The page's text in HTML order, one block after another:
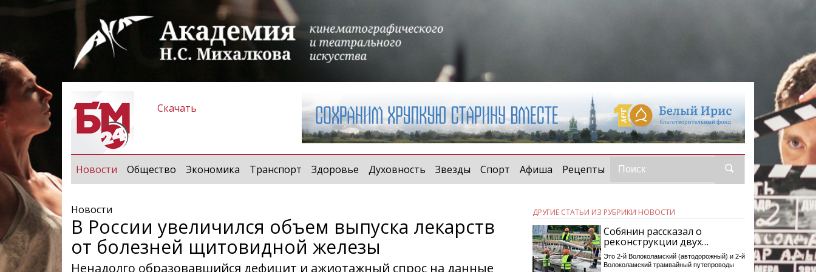
Скачать
Новости (current)
Общество Экономика Транспорт Здоровье Духовность Звезды Спорт Афиша Рецепты
Новости
В России увеличился объем выпуска лекарств
от болезней щитовидной железы
Ненадолго образовавшийся дефицит и ажиотажный спрос на данные
ДРУГИЕ СТАТЬИ ИЗ РУБРИКИ НОВОСТИ
Собянин рассказал о
реконструкции двух…
Это 2-й Волоколамский (автодорожный) и 2-й
Волоколамский трамвайный путепроводы